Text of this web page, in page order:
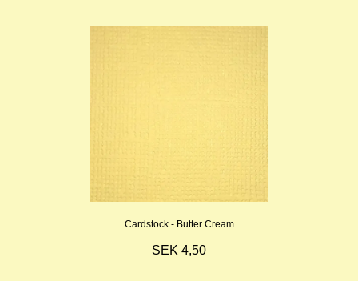
Cardstock - Butter Cream
SEK 4,50